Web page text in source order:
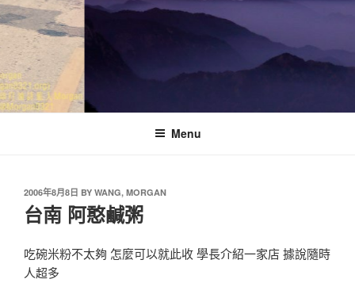
Menu
2006年8月8日 BY WANG, MORGAN
台南 阿憨鹹粥
吃碗米粉不太夠 怎麼可以就此收 學長介紹一家店 據說隨時
人超多